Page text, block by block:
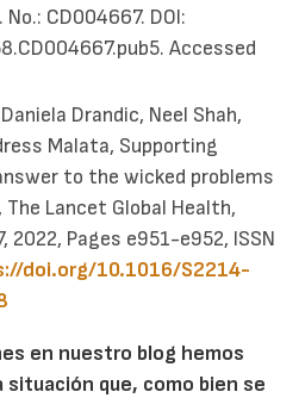
CD004667. DOI:
Accessed
Drandic, Neel Shah,
Malata, Supporting
to the wicked problems
Lancet Global Health,
2022, Pages e951-e952, ISSN
doi.org/10.1016/S2214-
en nuestro blog hemos
situación que, como bien se